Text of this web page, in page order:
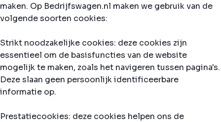
maken. Op Bedrijfswagen.nl maken we gebruik van de
volgende soorten cookies:
Strikt noodzakelijke cookies: deze cookies zijn
essentieel om de basisfuncties van de website
mogelijk te maken, zoals het navigeren tussen pagina's.
Deze slaan geen persoonlijk identificeerbare
informatie op.
Prestatiecookies: deze cookies helpen ons de